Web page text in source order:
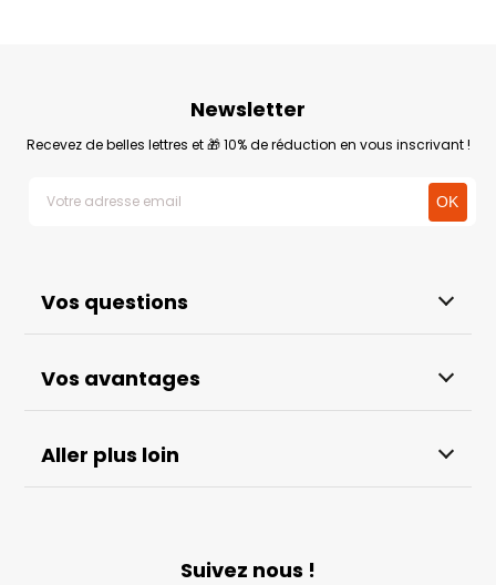
Vos questions
Vos avantages
Aller plus loin
Newsletter
Recevez de belles lettres et 🎁 10% de réduction en vous inscrivant !
Suivez nous !